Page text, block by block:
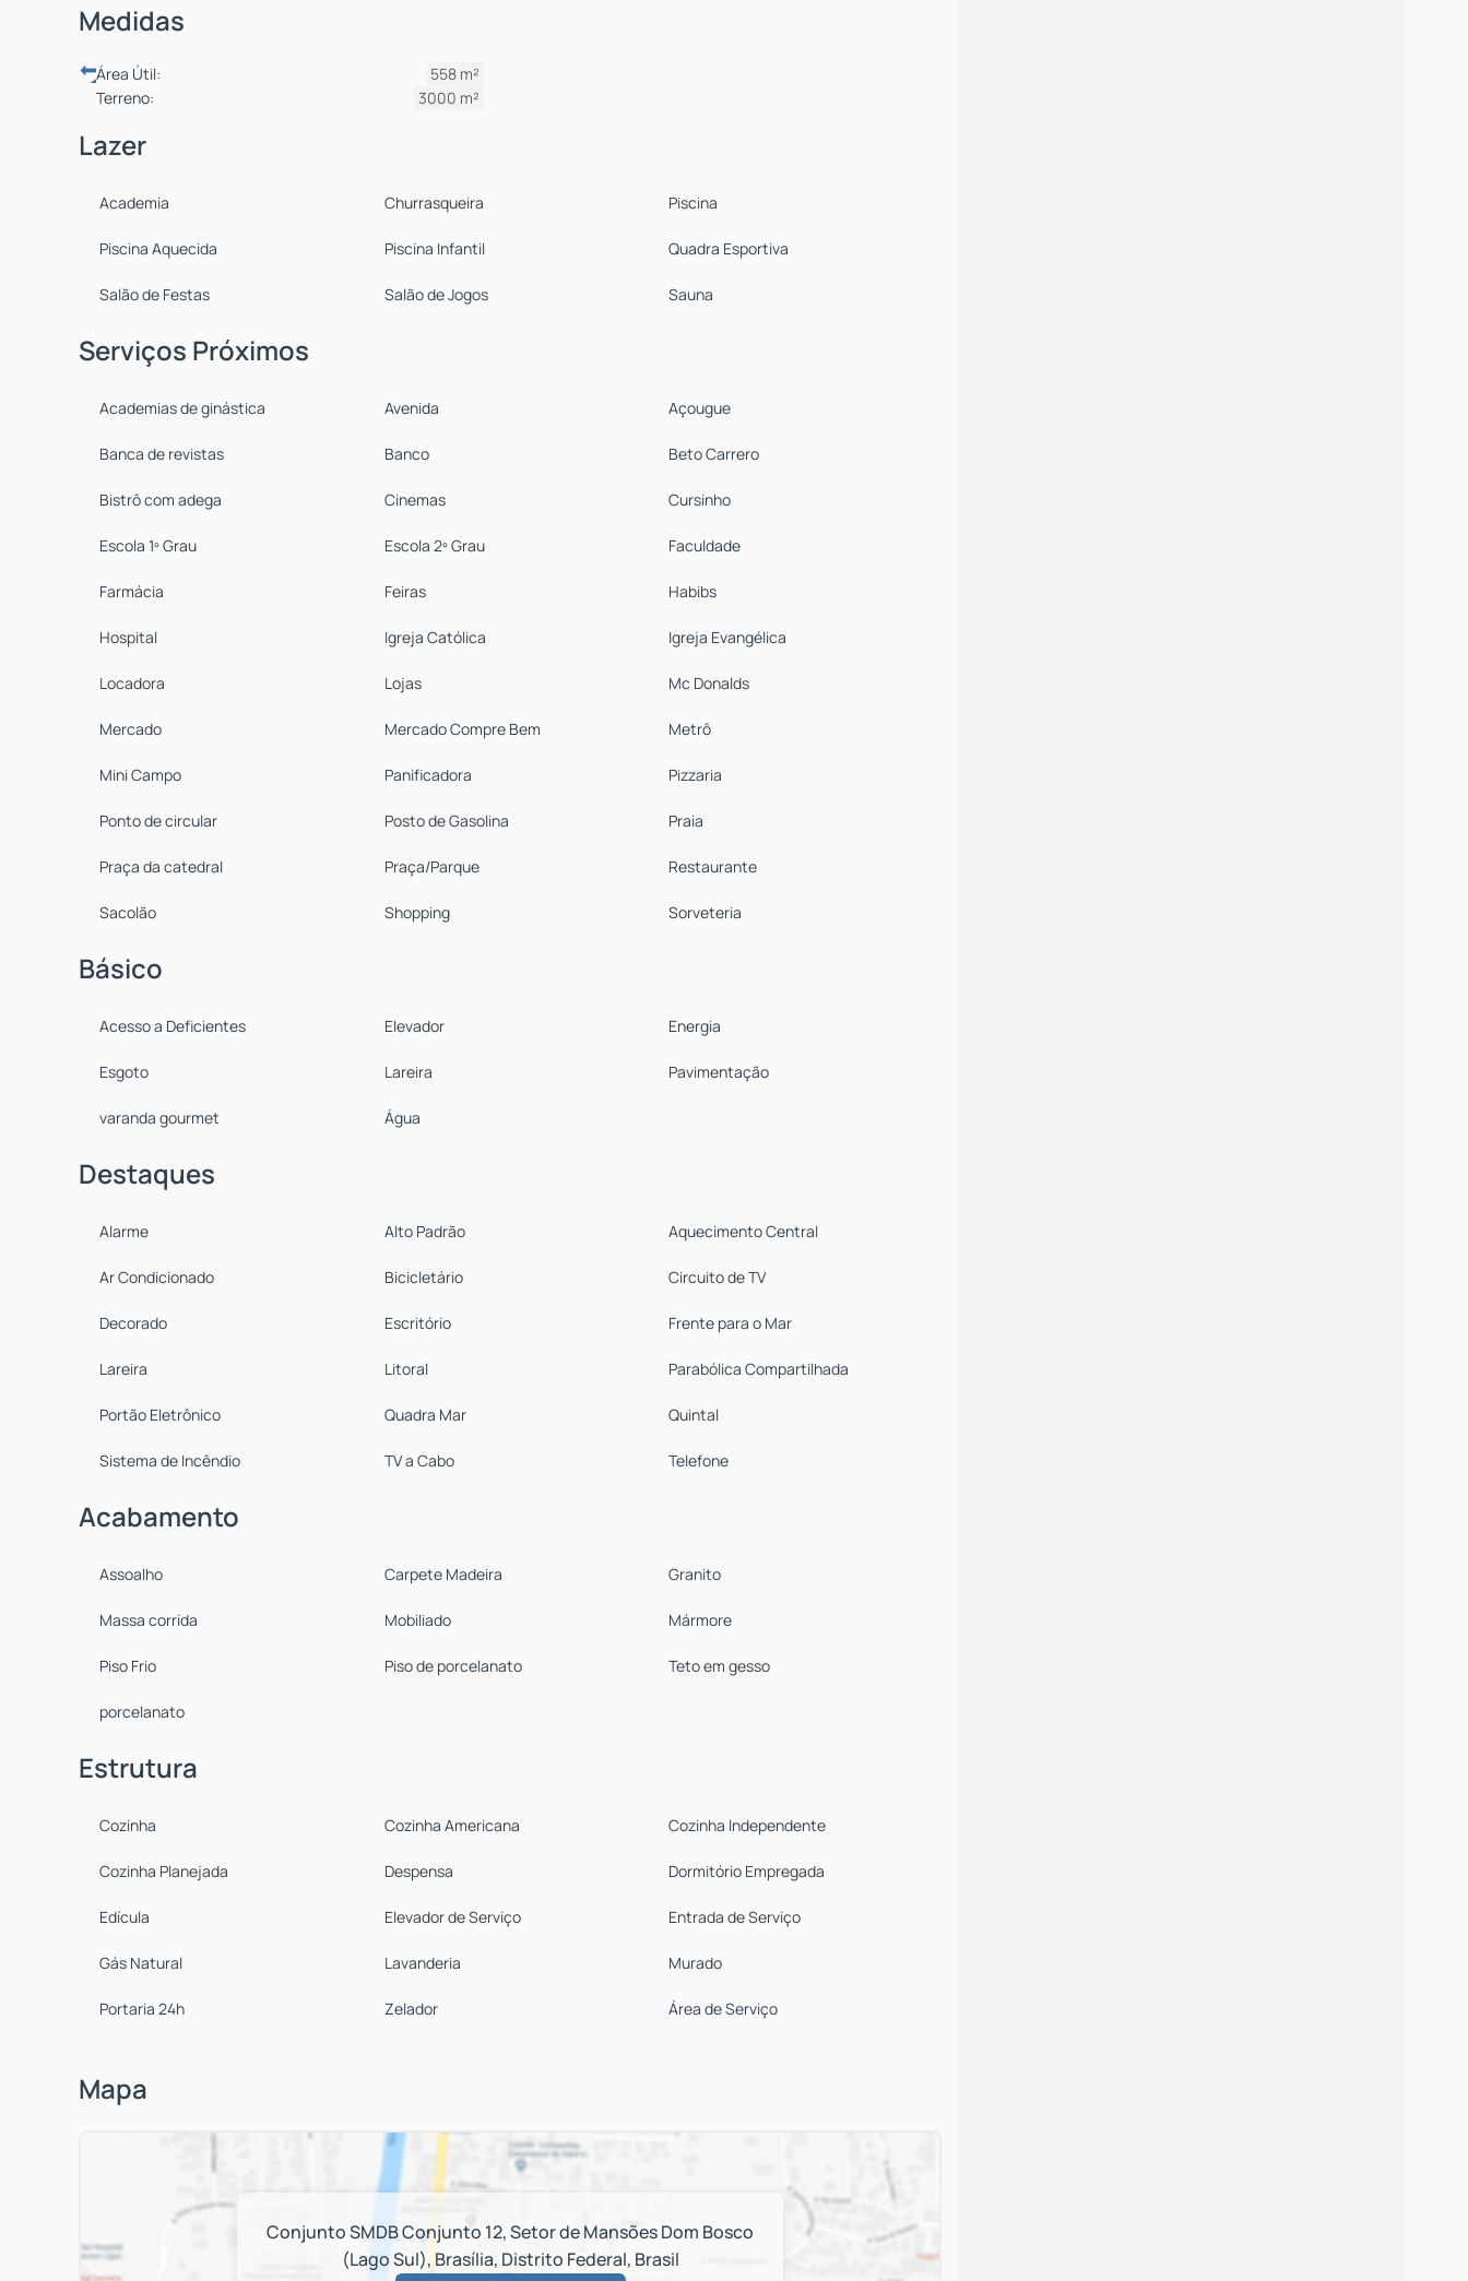
Venha conhecer esta oportunidade singular de viver com conforto e estilo em Brasília.
Medidas
Área Útil:
558 m²
Terreno:
3000 m²
Lazer
Academia Churrasqueira Piscina
Piscina Aquecida Piscina Infantil Quadra Esportiva
Salão de Festas Salão de Jogos Sauna
Serviços Próximos
Academias de ginástica Avenida Açougue
Banca de revistas Banco Beto Carrero
Bistrô com adega Cinemas Cursinho
Escola 1º Grau Escola 2º Grau Faculdade
Farmácia Feiras Habibs
Hospital Igreja Católica Igreja Evangélica
Locadora Lojas Mc Donalds
Mercado Mercado Compre Bem Metrô
Mini Campo Panificadora Pizzaria
Ponto de circular Posto de Gasolina Praia
Praça da catedral Praça/Parque Restaurante
Sacolão Shopping Sorveteria
Básico
Acesso a Deficientes Elevador Energia
Esgoto Lareira Pavimentação
varanda gourmet Água
Destaques
Alarme Alto Padrão Aquecimento Central
Ar Condicionado Bicicletário Circuito de TV
Decorado Escritório Frente para o Mar
Lareira Litoral Parabólica Compartilhada
Portão Eletrônico Quadra Mar Quintal
Sistema de Incêndio TV a Cabo Telefone
Acabamento
Assoalho Carpete Madeira Granito
Massa corrida Mobiliado Mármore
Piso Frio Piso de porcelanato Teto em gesso
porcelanato
Estrutura
Cozinha Cozinha Americana Cozinha Independente
Cozinha Planejada Despensa Dormitório Empregada
Edícula Elevador de Serviço Entrada de Serviço
Gás Natural Lavanderia Murado
Portaria 24h Zelador Área de Serviço
Mapa
Conjunto SMDB Conjunto 12,Setor de Mansões Dom Bosco
(Lago Sul), Brasília, Distrito Federal, Brasil